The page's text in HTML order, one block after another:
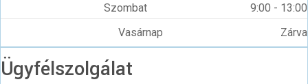
Szombat
9:00 - 13:00
Vasárnap
Zárva
Ügyfélszolgálat